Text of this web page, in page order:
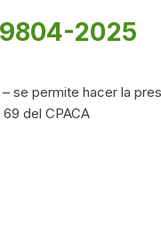
2025
se permite hacer la
del CPACA